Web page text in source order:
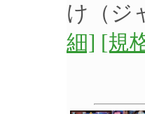
け（ジ
細] [規